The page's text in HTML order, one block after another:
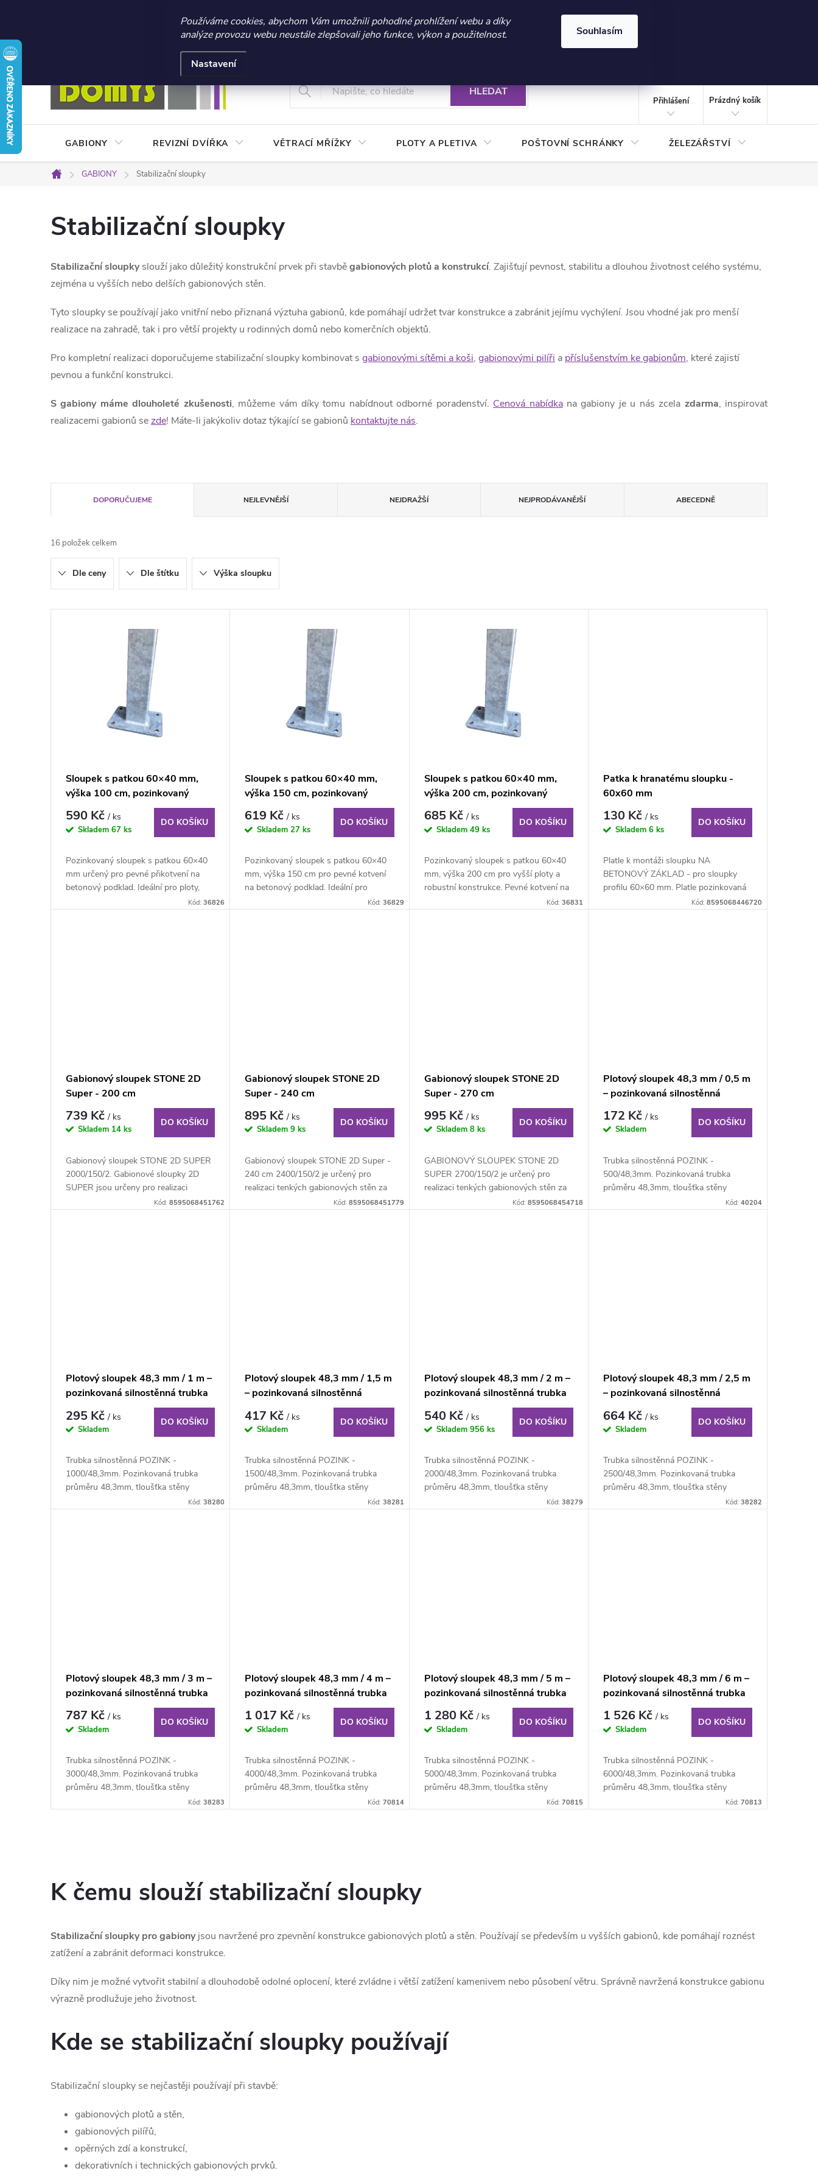
☀️ LETNÍ AKCE 2026 – sleva 300 Kč při nákupu nad 3.000 Kč | Platnost do 21.9.2026 ⏰ | Kód: LÉTO2026
Používáme cookies, abychom Vám umožnili pohodlné prohlížení webu a díky
analýze provozu webu neustále zlepšovali jeho funkce, výkon a použitelnost.
Nastavení
Souhlasím
Přejít
na
obsah
+420 604 269 200
Obchodní podmínky Vrácení a reklamace zboží Podmínky ochrany osobních údajů
HLEDAT
Přihlášení
KOŠÍK
Prázdný košík
GABIONY REVIZNÍ DVÍŘKA VĚTRACÍ MŘÍŽKY PLOTY A PLETIVA POŠTOVNÍ SCHRÁNKY ŽELEZÁŘSTVÍ
Domů
GABIONY Stabilizační sloupky
Stabilizační sloupky
Stabilizační sloupkyslouží jako důležitý konstrukční prvek při stavběgabionových plotů a konstrukcí. Zajišťují pevnost, stabilitu a dlouhou životnost celého systému,
zejména u vyšších nebo delších gabionových stěn.
Tyto sloupky se používají jako vnitřní nebo přiznaná výztuha gabionů, kde pomáhají udržet tvar konstrukce a zabránit jejímu vychýlení. Jsou vhodné jak pro menší
realizace na zahradě, tak i pro větší projekty u rodinných domů nebo komerčních objektů.
Pro kompletní realizaci doporučujeme stabilizační sloupky kombinovat s gabionovými sítěmi a koši, gabionovými pilíři a příslušenstvím ke gabionům, které zajistí
pevnou a funkční konstrukci.
S gabiony máme dlouholeté zkušenosti, můžeme vám díky tomu nabídnout odborné poradenství. Cenová nabídkana gabiony je u nás zcela zdarma, inspirovat
realizacemi gabionů sezde! Máte-li jakýkoliv dotaz týkající se gabionů kontaktujte nás.
a
z
e
n
DOPORUČUJEME NEJLEVNĚJŠÍ NEJDRAŽŠÍ NEJPRODÁVANĚJŠÍ ABECEDNĚ
16 položek celkem
Dle ceny Dle štítku Výška sloupku
Sloupek s patkou 60×40 mm,
výška 100 cm, pozinkovaný
590 Kč/ ks
Skladem 67 ks
DO KOŠÍKU
Pozinkovaný sloupek s patkou 60×40
mm určený pro pevné přikotvení na
betonový podklad. Ideální pro ploty,
Kód:36826
Sloupek s patkou 60×40 mm,
výška 150 cm, pozinkovaný
619 Kč/ ks
Skladem27 ks
DO KOŠÍKU
Pozinkovaný sloupek s patkou 60×40
mm, výška 150 cm pro pevné kotvení
na betonový podklad. Ideální pro
Kód: 36829
Sloupek s patkou 60×40 mm,
výška 200 cm, pozinkovaný
685 Kč/ ks
Skladem 49 ks
DO KOŠÍKU
Pozinkovaný sloupek s patkou 60×40
mm, výška 200 cm pro vyšší ploty a
robustní konstrukce. Pevné kotvení na
Kód: 36831
Patka k hranatému sloupku -
60x60 mm
130 Kč/ ks
Skladem 6 ks
DO KOŠÍKU
Platle k montáži sloupku NA
BETONOVÝ ZÁKLAD - pro sloupky
profilu 60×60 mm. Platle pozinkovaná
(Zn) k montáži sloupku...Kód: 8595068446720
Gabionový sloupek STONE 2D
Super - 200 cm
739 Kč/ ks
Skladem 14 ks
DO KOŠÍKU
Gabionový sloupek STONE 2D SUPER
2000/150/2. Gabionové sloupky 2D
SUPER jsou určeny pro realizaci
Kód:8595068451762
Gabionový sloupek STONE 2D
Super - 240 cm
895 Kč/ ks
Skladem9 ks
DO KOŠÍKU
Gabionový sloupek STONE 2D Super -
240 cm 2400/150/2 je určený pro
realizaci tenkých gabionových stěn za
Kód: 8595068451779
Gabionový sloupek STONE 2D
Super - 270 cm
995 Kč/ ks
Skladem 8 ks
DO KOŠÍKU
GABIONOVÝ SLOUPEK STONE 2D
SUPER 2700/150/2 je určený pro
realizaci tenkých gabionových stěn za
Kód: 8595068454718
Plotový sloupek 48,3 mm / 0,5 m
– pozinkovaná silnostěnná
trubka
172 Kč/ ks
Skladem
DO KOŠÍKU
Trubka silnostěnná POZINK -
500/48,3mm. Pozinkovaná trubka
průměru 48,3mm, tloušťka stěny
Kód: 40204
Plotový sloupek 48,3 mm / 1 m –
pozinkovaná silnostěnná trubka
295 Kč/ ks
Skladem
DO KOŠÍKU
Trubka silnostěnná POZINK -
1000/48,3mm. Pozinkovaná trubka
průměru 48,3mm, tloušťka stěny
Kód:38280
Plotový sloupek 48,3 mm / 1,5 m
– pozinkovaná silnostěnná
417 Kč/ ks
Skladem
DO KOŠÍKU
Trubka silnostěnná POZINK -
1500/48,3mm. Pozinkovaná trubka
průměru 48,3mm, tloušťka stěny
Kód: 38281
Plotový sloupek 48,3 mm / 2 m –
pozinkovaná silnostěnná trubka
540 Kč/ ks
Skladem 956 ks
DO KOŠÍKU
Trubka silnostěnná POZINK -
2000/48,3mm. Pozinkovaná trubka
průměru 48,3mm, tloušťka stěny
Kód: 38279
Plotový sloupek 48,3 mm / 2,5 m
– pozinkovaná silnostěnná
664 Kč/ ks
Skladem
DO KOŠÍKU
Trubka silnostěnná POZINK -
2500/48,3mm. Pozinkovaná trubka
průměru 48,3mm, tloušťka stěny
Kód: 38282
Plotový sloupek 48,3 mm / 3 m –
pozinkovaná silnostěnná trubka
787 Kč/ ks
Skladem
DO KOŠÍKU
Trubka silnostěnná POZINK -
3000/48,3mm. Pozinkovaná trubka
průměru 48,3mm, tloušťka stěny
Kód:38283
Plotový sloupek 48,3 mm / 4 m –
pozinkovaná silnostěnná trubka
1 017 Kč/ ks
Skladem
DO KOŠÍKU
Trubka silnostěnná POZINK -
4000/48,3mm. Pozinkovaná trubka
průměru 48,3mm, tloušťka stěny
Kód: 70814
Plotový sloupek 48,3 mm / 5 m –
pozinkovaná silnostěnná trubka
1 280 Kč/ ks
Skladem
DO KOŠÍKU
Trubka silnostěnná POZINK -
5000/48,3mm. Pozinkovaná trubka
průměru 48,3mm, tloušťka stěny
Kód: 70815
Plotový sloupek 48,3 mm / 6 m –
pozinkovaná silnostěnná trubka
1 526 Kč/ ks
Skladem
DO KOŠÍKU
Trubka silnostěnná POZINK -
6000/48,3mm. Pozinkovaná trubka
průměru 48,3mm, tloušťka stěny
Kód: 70813
v
l
á
d
a
c
p
K čemu slouží stabilizační sloupky
Stabilizační sloupky pro gabionyjsou navržené pro zpevnění konstrukce gabionových plotů a stěn. Používají se především u vyšších gabionů, kde pomáhají roznést
zatížení a zabránit deformaci konstrukce.
Díky nim je možné vytvořit stabilní a dlouhodobě odolné oplocení, které zvládne i větší zatížení kamenivem nebo působení větru. Správně navržená konstrukce gabionu
výrazně prodlužuje jeho životnost.
Kde se stabilizační sloupky používají
Stabilizační sloupky se nejčastěji používají při stavbě:
gabionových plotů a stěn,
gabionových pilířů,
opěrných zdí a konstrukcí,
dekorativních i technických gabionových prvků.